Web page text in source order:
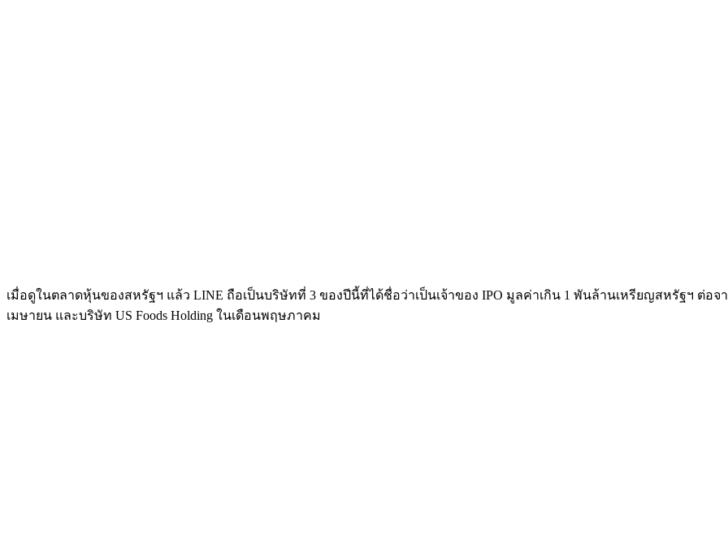
เมื่อดูในตลาดหุ้นของสหรัฐฯ แล้ว LINE ถือเป็นบริษัทที่ 3 ของปีนี้ที่ได้ชื่อว่าเป็นเจ้าของ IPO มูลค่าเกิน 1 พันล้านเหรียญสหรัฐฯ ต่อจา
เมษายน และบริษัท US Foods Holding ในเดือนพฤษภาคม